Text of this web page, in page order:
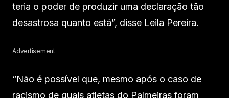
teria o poder de produzir uma declaração tão
desastrosa quanto está”, disse Leila Pereira.
Advertisement
“Não é possível que, mesmo após o caso de
racismo de quais atletas do Palmeiras foram